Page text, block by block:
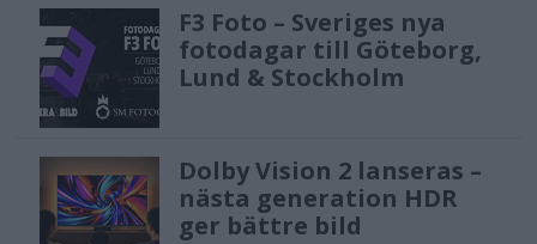
F3 Foto – Sveriges nya
fotodagar till Göteborg,
Lund & Stockholm
Dolby Vision 2 lanseras –
nästa generation HDR
ger bättre bild